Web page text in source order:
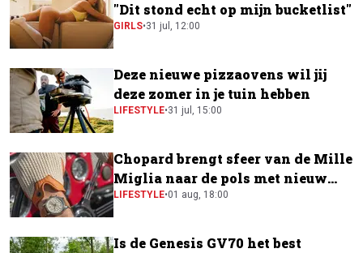
"Dit stond echt op mijn bucketlist"
GIRLS•31 jul, 12:00
Deze nieuwe pizzaovens wil jij
deze zomer in je tuin hebben
LIFESTYLE•31 jul, 15:00
Chopard brengt sfeer van de Mille
Miglia naar de pols met nieuw
horloge
LIFESTYLE•01 aug, 18:00
Is de Genesis GV70 het best